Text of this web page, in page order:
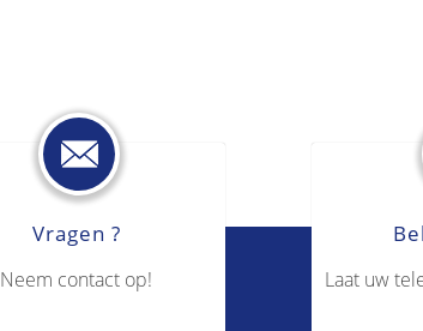
Vragen ?
Neem contact op! Laat uw